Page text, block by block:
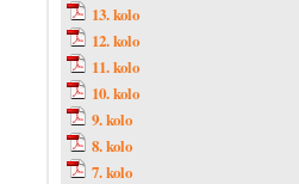
13. kolo
12. kolo
11. kolo
10. kolo
9. kolo
8. kolo
7. kolo